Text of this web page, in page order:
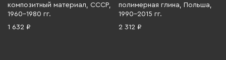
композитный материал, СССР,
1960-1980 гг.
1 632 ₽
полимерная глина, Польша,
1990-2015 гг.
2 312 ₽